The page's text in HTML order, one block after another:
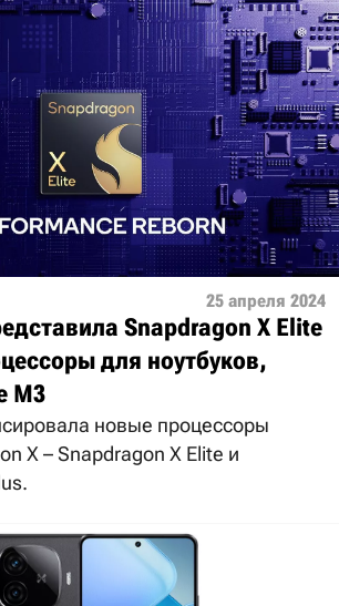
25 апреля 2024
Snapdragon X Elite
для ноутбуков,
M3
новые процессоры
X – Snapdragon X Elite и